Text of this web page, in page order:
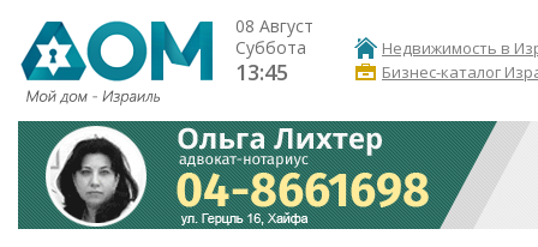
08 Август
Суббота
13:45
Недвижимость в
Бизнес-каталог